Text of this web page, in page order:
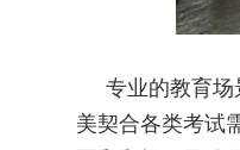
专业的教育
美契合各类考试